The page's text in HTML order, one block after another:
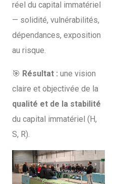
réel du capital immatériel
— solidité, vulnérabilités,
dépendances, exposition
au risque.
🎯 Résultat : une vision
claire et objectivée de la
qualité et de la stabilité
du capital immatériel (H,
S, R).